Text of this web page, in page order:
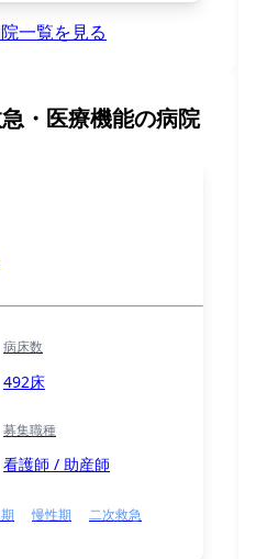
一覧を見る
・医療機能の病院
病床数
492床
募集職種
看護師 / 助産師
慢性期
二次救急